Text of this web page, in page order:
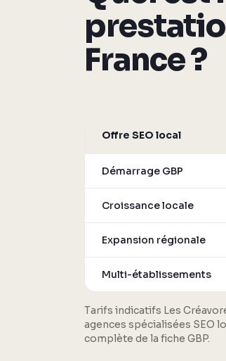
France ?
Offre SEO local
Démarrage GBP
Croissance locale
Expansion régionale
Multi-établissements
Tarifs indicatifs Les
agences spécialisées SEO
complète de la fiche GBP.